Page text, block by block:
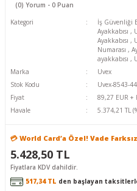
(0) Yorum - 0 Puan
Kategori
İş Güvenliği
Ayakkabısı ,
Ayakkabısı ,
Numarası ,
ayakkabısı ,
Marka
Uvex
Stok Kodu
Uvex-8543-
Fiyat
89,27 EUR +
Havale
5.374,21 TL
💳 World Card’a Özel! Vade
5.428,50 TL
Fiyatlara KDV dahildir.
517,34 TL den başlayan